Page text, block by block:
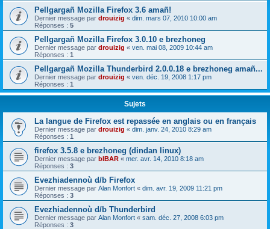
Pellgargañ Mozilla Firefox 3.6 amañ!
Dernier message par drouizig « dim. mars 07, 2010 10:00 am
Réponses : 5
Pellgargañ Mozilla Firefox 3.0.10 e brezhoneg
Dernier message par drouizig « ven. mai 08, 2009 10:44 am
Réponses : 1
Pellgargañ Mozilla Thunderbird 2.0.0.18 e brezhoneg amañ...
Dernier message par drouizig « ven. déc. 19, 2008 1:17 pm
Réponses : 1
Sujets
La langue de Firefox est repassée en anglais ou en français
Dernier message par drouizig « dim. janv. 24, 2010 8:29 am
Réponses : 1
firefox 3.5.8 e brezhoneg (dindan linux)
Dernier message par bIBAR « mer. avr. 14, 2010 8:18 am
Réponses : 3
Evezhiadennoù d/b Firefox
Dernier message par Alan Monfort « dim. avr. 19, 2009 11:21 pm
Réponses : 3
Evezhiadennoù d/b Thunderbird
Dernier message par Alan Monfort « sam. déc. 27, 2008 6:03 pm
Réponses : 3